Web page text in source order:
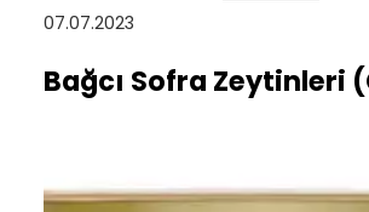
07.07.2023
Bağcı Sofra Zeytinleri